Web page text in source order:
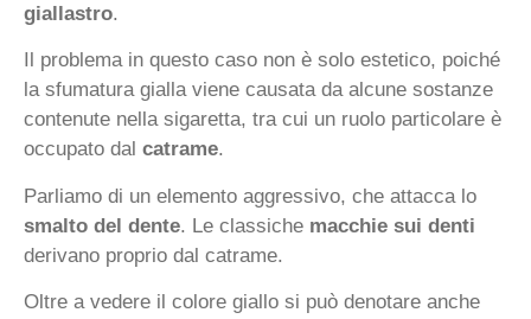
giallastro.
Il problema in questo caso non è solo estetico, poiché
la sfumatura gialla viene causata da alcune sostanze
contenute nella sigaretta, tra cui un ruolo particolare è
occupato dal catrame.
Parliamo di un elemento aggressivo, che attacca lo
smalto del dente. Le classiche macchie sui denti
derivano proprio dal catrame.
Oltre a vedere il colore giallo si può denotare anche